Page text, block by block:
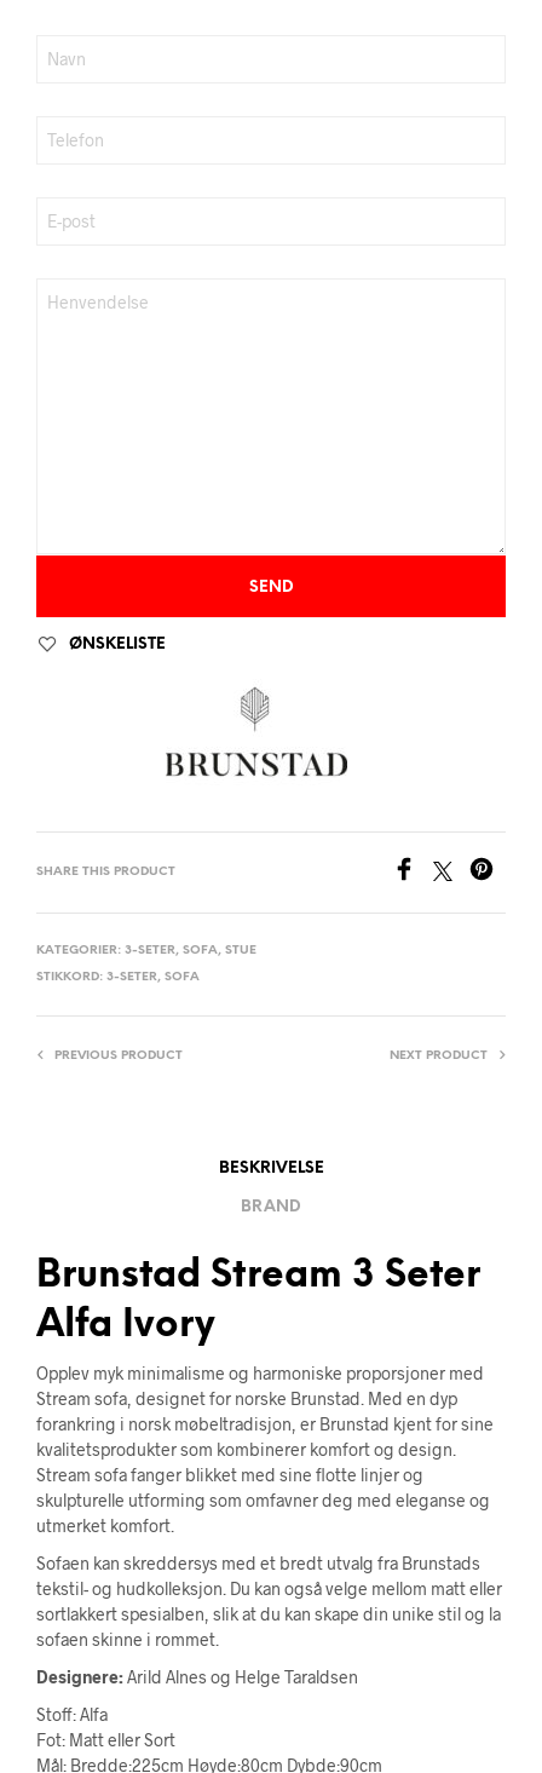
ØNSKELISTE
SHARE THIS PRODUCT
KATEGORIER: 3-SETER, SOFA, STUE
STIKKORD: 3-SETER, SOFA
PREVIOUS PRODUCT NEXT PRODUCT
BESKRIVELSE
BRAND
Brunstad Stream 3 Seter
Alfa Ivory
Opplev myk minimalisme og harmoniske proporsjoner med
Stream sofa, designet for norske Brunstad. Med en dyp
forankring i norsk møbeltradisjon, er Brunstad kjent for sine
kvalitetsprodukter som kombinerer komfort og design.
Stream sofa fanger blikket med sine flotte linjer og
skulpturelle utforming som omfavner deg med eleganse og
utmerket komfort.
Sofaen kan skreddersys med et bredt utvalg fra Brunstads
tekstil- og hudkolleksjon. Du kan også velge mellom matt eller
sortlakkert spesialben, slik at du kan skape din unike stil og la
sofaen skinne i rommet.
Designere:Arild Alnes og Helge Taraldsen
Stoff: Alfa
Fot: Matt eller Sort
Mål: Bredde:225cm Høyde:80cm Dybde:90cm